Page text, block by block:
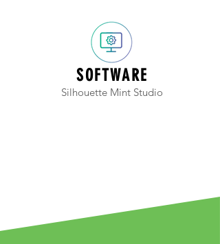
SOFTWARE
Silhouette Mint Studio